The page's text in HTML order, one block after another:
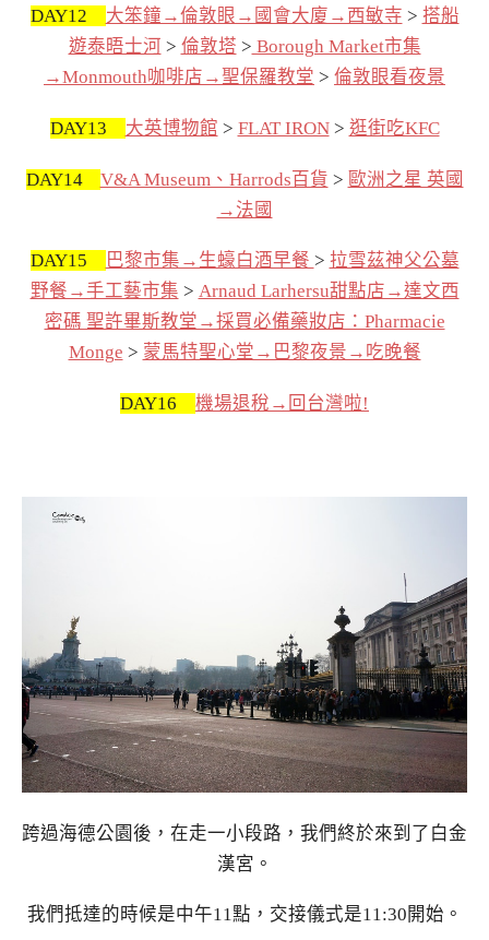
DAY12 大笨鐘→倫敦眼→國會大廈→西敏寺 > 搭船
遊泰晤士河 > 倫敦塔 > Borough Market市集
→Monmouth咖啡店→聖保羅教堂 > 倫敦眼看夜景
DAY13 大英博物館 > FLAT IRON> 逛街吃KFC
DAY14 V&A Museum、Harrods百貨 > 歐洲之星 英國
→法國
DAY15 巴黎市集→生蠔白酒早餐 > 拉雪茲神父公墓
野餐→手工藝市集 > Arnaud Larhersu甜點店→達文西
密碼 聖許畢斯教堂→採買必備藥妝店：Pharmacie
Monge > 蒙馬特聖心堂→巴黎夜景→吃晚餐
DAY16 機場退稅→回台灣啦!
跨過海德公園後，在走一小段路，我們終於來到了白金
漢宮。
我們抵達的時候是中午11點，交接儀式是11:30開始。